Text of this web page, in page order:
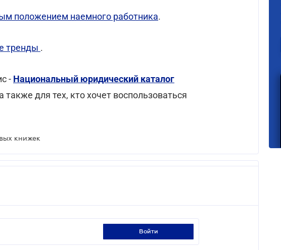
положением наемного работника.
тренды .
- Национальный юридический каталог
для тех, кто хочет воспользоваться
книжек
войти